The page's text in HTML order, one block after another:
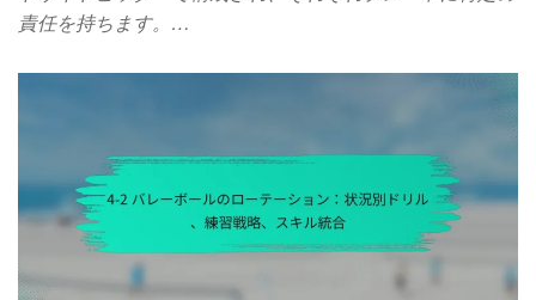
責任を持ちます。…